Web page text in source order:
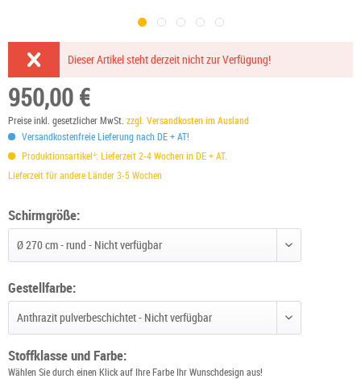
Dieser Artikel steht derzeit nicht zur Verfügung!
950,00 €
Preise inkl. gesetzlicher MwSt. zzgl. Versandkosten im Ausland
Versandkostenfreie Lieferung nach DE + AT!
Produktionsartikel⁴: Lieferzeit 2-4 Wochen in DE + AT.
Lieferzeit für andere Länder 3-5 Wochen
Schirmgröße:
Gestellfarbe:
Stoffklasse und Farbe:
Wählen Sie durch einen Klick auf Ihre Farbe Ihr Wunschdesign aus!